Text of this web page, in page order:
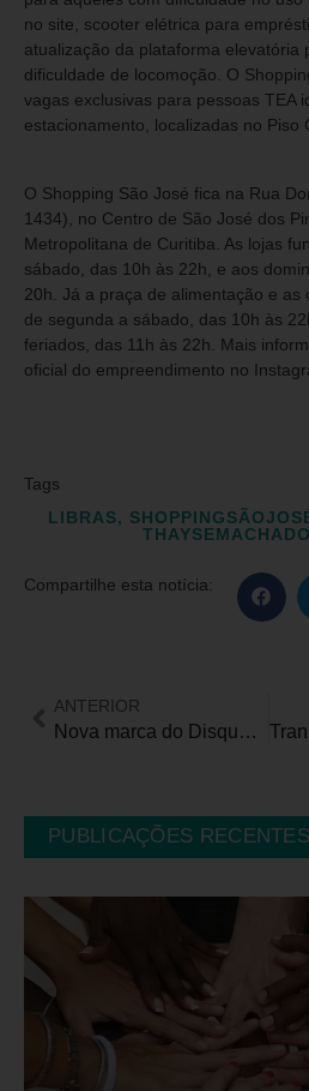
no site, scooter elétrica para
atualização da plataforma elevatória
dificuldade de locomoção. O
vagas exclusivas para pessoas TEA
estacionamento, localizadas no Piso
O Shopping São José fica na Rua
1434), no Centro de São José dos
Metropolitana de Curitiba. As lojas
sábado, das 10h às 22h, e aos
20h. Já a praça de alimentação e as
de segunda a sábado, das 10h às
feriados, das 11h às 22h. Mais
oficial do empreendimento no
Tags
LIBRAS,
Compartilhe esta notícia:
ANTERIOR
Nova marca do Disque 100 conecta serviço a novas tecnologias
PUBLICAÇÕES RECENTES